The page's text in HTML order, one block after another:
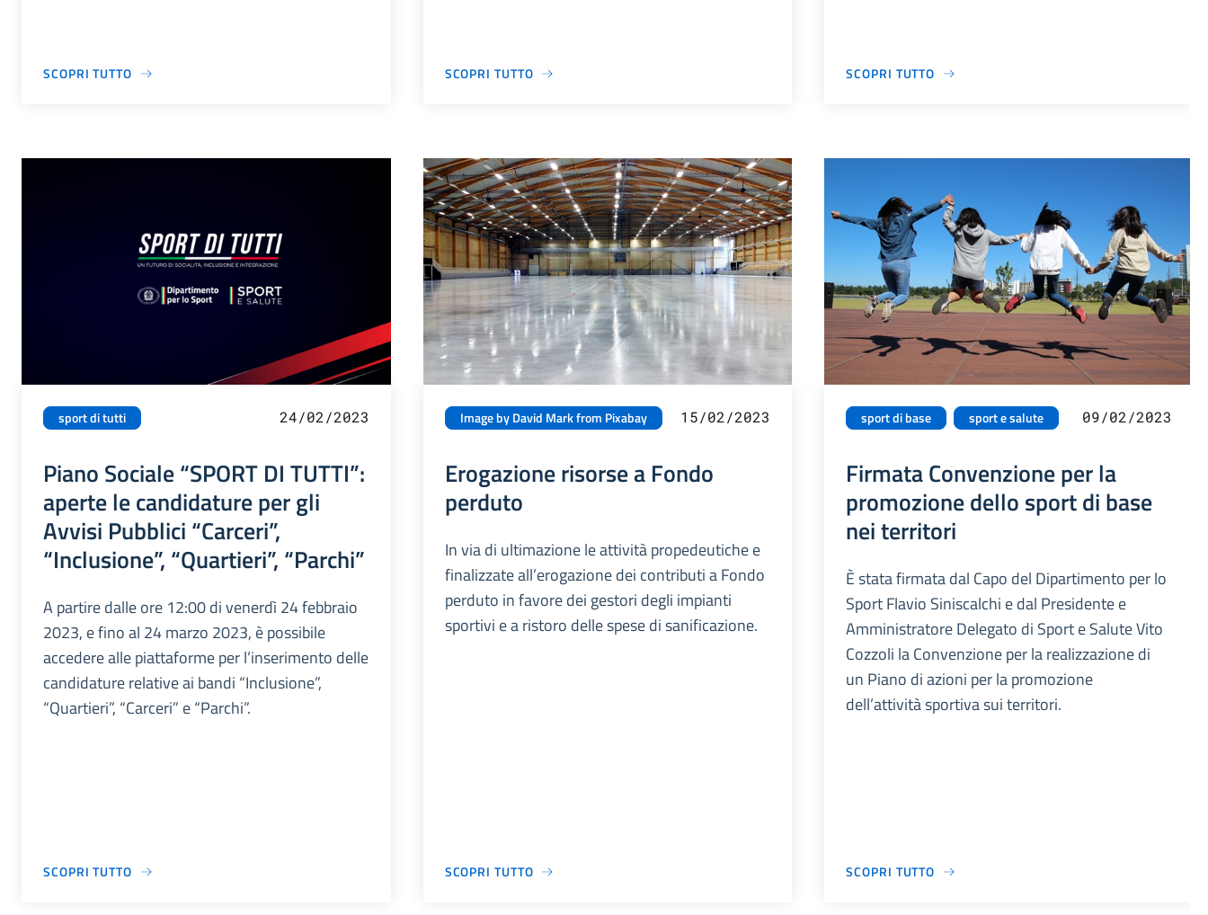
SCOPRI TUTTO SCOPRI TUTTO SCOPRI TUTTO
sport di tutti 24/02/2023
Piano Sociale “SPORT DI TUTTI”:
aperte le candidature per gli
Avvisi Pubblici “Carceri”,
“Inclusione”, “Quartieri”, “Parchi”
A partire dalle ore 12:00 di venerdì 24 febbraio
2023, e fino al 24 marzo 2023, è possibile
accedere alle piattaforme per l’inserimento delle
candidature relative ai bandi “Inclusione”,
“Quartieri”, “Carceri” e “Parchi”.
SCOPRI TUTTO
Image by David Mark from Pixabay 15/02/2023
Erogazione risorse a Fondo
perduto
In via di ultimazione le attività propedeutiche e
finalizzate all’erogazione dei contributi a Fondo
perduto in favore dei gestori degli impianti
sportivi e a ristoro delle spese di sanificazione.
SCOPRI TUTTO
sport di base sport e salute 09/02/2023
Firmata Convenzione per la
promozione dello sport di base
nei territori
È stata firmata dal Capo del Dipartimento per lo
Sport Flavio Siniscalchi e dal Presidente e
Amministratore Delegato di Sport e Salute Vito
Cozzoli la Convenzione per la realizzazione di
un Piano di azioni per la promozione
dell’attività sportiva sui territori.
SCOPRI TUTTO